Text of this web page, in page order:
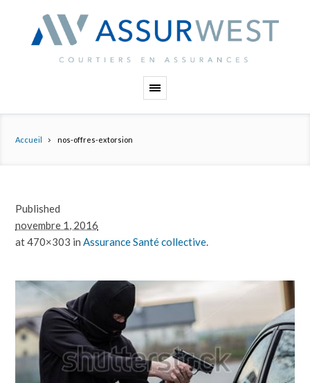
Accueil nos-offres-extorsion
Published
novembre 1, 2016
at 470×303 inAssurance Santé collective.